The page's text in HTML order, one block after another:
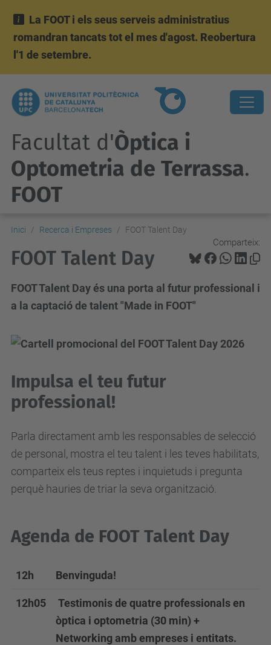
La FOOT i els seus serveis administratius
romandran tancats tot el mes d'agost. Reobertura
l'1 de setembre.
Facultat d'Òptica i
Optometria de Terrassa.
FOOT
Inici Recerca i Empreses FOOT Talent Day
Comparteix:
FOOT Talent Day
FOOT Talent Day és una porta al futur professional i
a la captació de talent "Made in FOOT"
Impulsa el teu futur
professional!
Parla directament amb les responsables de selecció
de personal, mostra el teu talent i les teves habilitats,
comparteix els teus reptes i inquietuds i pregunta
perquè hauries de triar la seva organització.
Agenda de FOOT Talent Day
12h Benvinguda!
12h05
Testimonis de quatre professionals en
òptica i optometria (30 min) +
Networking amb empreses i entitats.